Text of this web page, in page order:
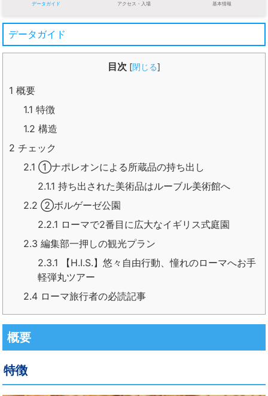
データガイド アクセス・入場 基本情報
データガイド
目次 [閉じる]
1 概要
1.1 特徴
1.2 構造
2 チェック
2.1 ①ナポレオンによる所蔵品の持ち出し
2.1.1 持ち出された美術品はルーブル美術館へ
2.2 ②ボルゲーゼ公園
2.2.1 ローマで2番目に広大なイギリス式庭園
2.3 編集部一押しの観光プラン
2.3.1 【H.I.S.】悠々自由行動、憧れのローマへお手
軽弾丸ツアー
2.4 ローマ旅行者の必読記事
概要
特徴